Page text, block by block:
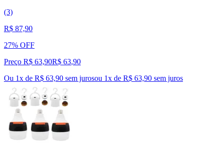
(3)
R$ 87,90
27% OFF
Preço R$ 63,90R$ 63,90
Ou 1x de R$ 63,90 sem jurosou 1x de R$ 63,90 sem juros